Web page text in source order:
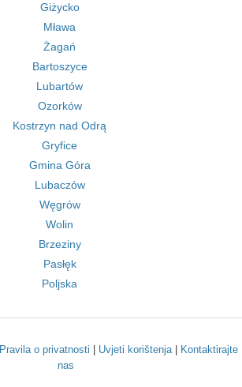
Giżycko
Mława
Żagań
Bartoszyce
Lubartów
Ozorków
Kostrzyn nad Odrą
Gryfice
Gmina Góra
Lubaczów
Węgrów
Wolin
Brzeziny
Pasłęk
Poljska
Pravila o privatnosti Uvjeti korištenja|
Kontaktirajte
nas